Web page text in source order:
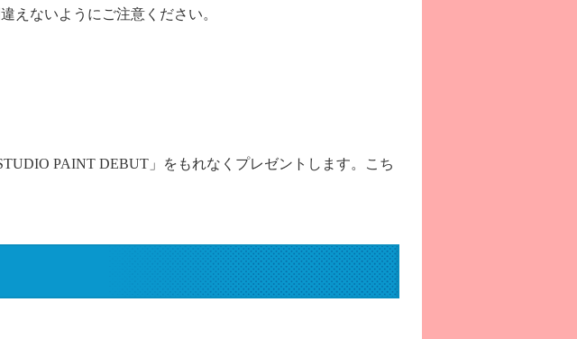
えないようにご注意ください。
PAINT DEBUT」をもれなくプレゼントします。こち